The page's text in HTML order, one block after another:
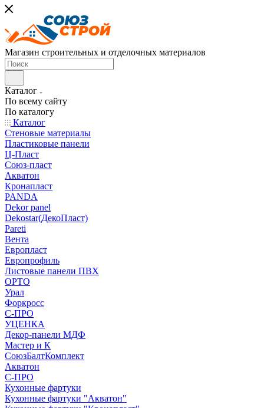
Магазин строительных и отделочных материалов
Каталог
По всему сайту
По каталогу
Каталог
Стеновые материалы
Пластиковые панели
Ц-Пласт
Союз-пласт
Акватон
Кронапласт
PANDA
Dekor panel
Dekostar(ДекоПласт)
Pareti
Вента
Европласт
Европрофиль
Листовые панели ПВХ
ОРТО
Урал
Форкросс
С-ПРО
УЦЕНКА
Декор-панели МДФ
Мастер и К
СоюзБалтКомплект
Акватон
С-ПРО
Кухонные фартуки
Кухонные фартуки "Акватон"